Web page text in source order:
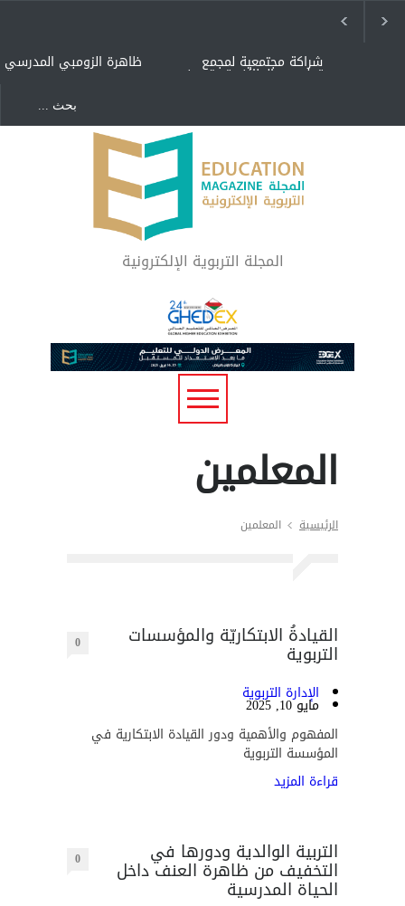
ظاهرة الزومبي المدرسي شراكة مجتمعية لمجمع
تعليمي بالطائف تستهدف
"كنت أنضرب ومافيني إلا
العافية" هل هذا مبرر
لاستمرار أسلوب التربية
المتوارث؟
لماذا تعد برامج توعية الأطفال
بخصوصية الجسد وقاية لا
فضول؟
المجلة التربوية الإلكترونية
المعلمين
الرئيسية المعلمين
القيادةُ الابتكاريّة والمؤسسات
التربوية 0
الإدارة التربوية
مايو 10, 2025
المفهوم والأهمية ودور القيادة الابتكارية في
المؤسسة التربوية
قراءة المزيد
التربية الوالدية ودورها في
التخفيف من ظاهرة العنف داخل
الحياة المدرسية
0